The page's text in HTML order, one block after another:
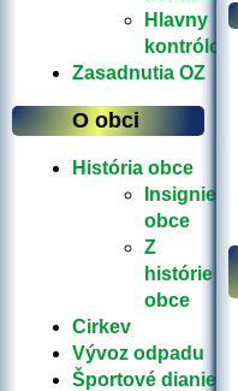
Hlavny
kontrólor
Zasadnutia OZ
O obci
História obce
Insignie
obce
Z
histórie
obce
Cirkev
Vývoz odpadu
Športové dianie